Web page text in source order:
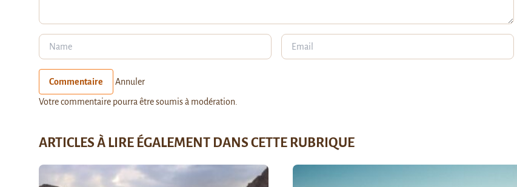
Commentaire Annuler
Votre commentaire pourra être soumis à modération.
ARTICLES À LIRE ÉGALEMENT DANS CETTE RUBRIQUE